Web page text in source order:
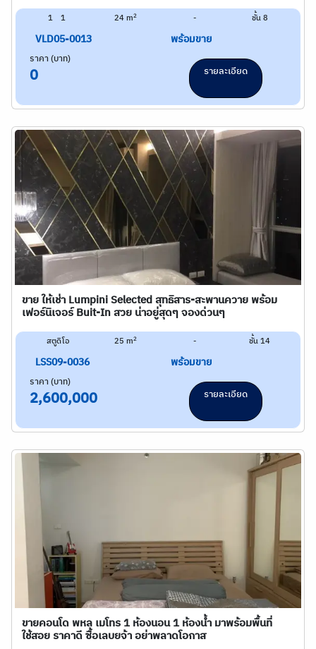
1 1 24 m2 - ชั้น 8
VLD05-0013 พร้อมขาย
ราคา (บาท)
0 รายละเอียด
ขาย ให้เช่า Lumpini Selected สุทธิสาร-สะพานควาย พร้อม
เฟอร์นิเจอร์ Buit-In สวย น่าอยู่สุดๆ จองด่วนๆ
สตูดิโอ 25 m2 - ชั้น 14
LSS09-0036 พร้อมขาย
ราคา (บาท)
2,600,000 รายละเอียด
ขายคอนโด พหล เมโทร 1 ห้องนอน 1 ห้องน้ำ มาพร้อมพื้นที่
ใช้สอย ราคาดี ซื้อเลบยจ้า อย่าพลาดโอกาส